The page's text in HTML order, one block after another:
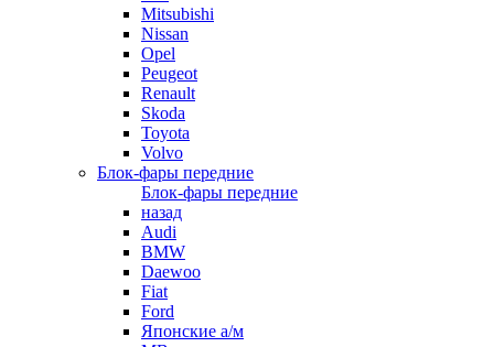
Mitsubishi
Nissan
Opel
Peugeot
Renault
Skoda
Toyota
Volvo
Блок-фары передние
Блок-фары передние
назад
Audi
BMW
Daewoo
Fiat
Ford
Японские а/м